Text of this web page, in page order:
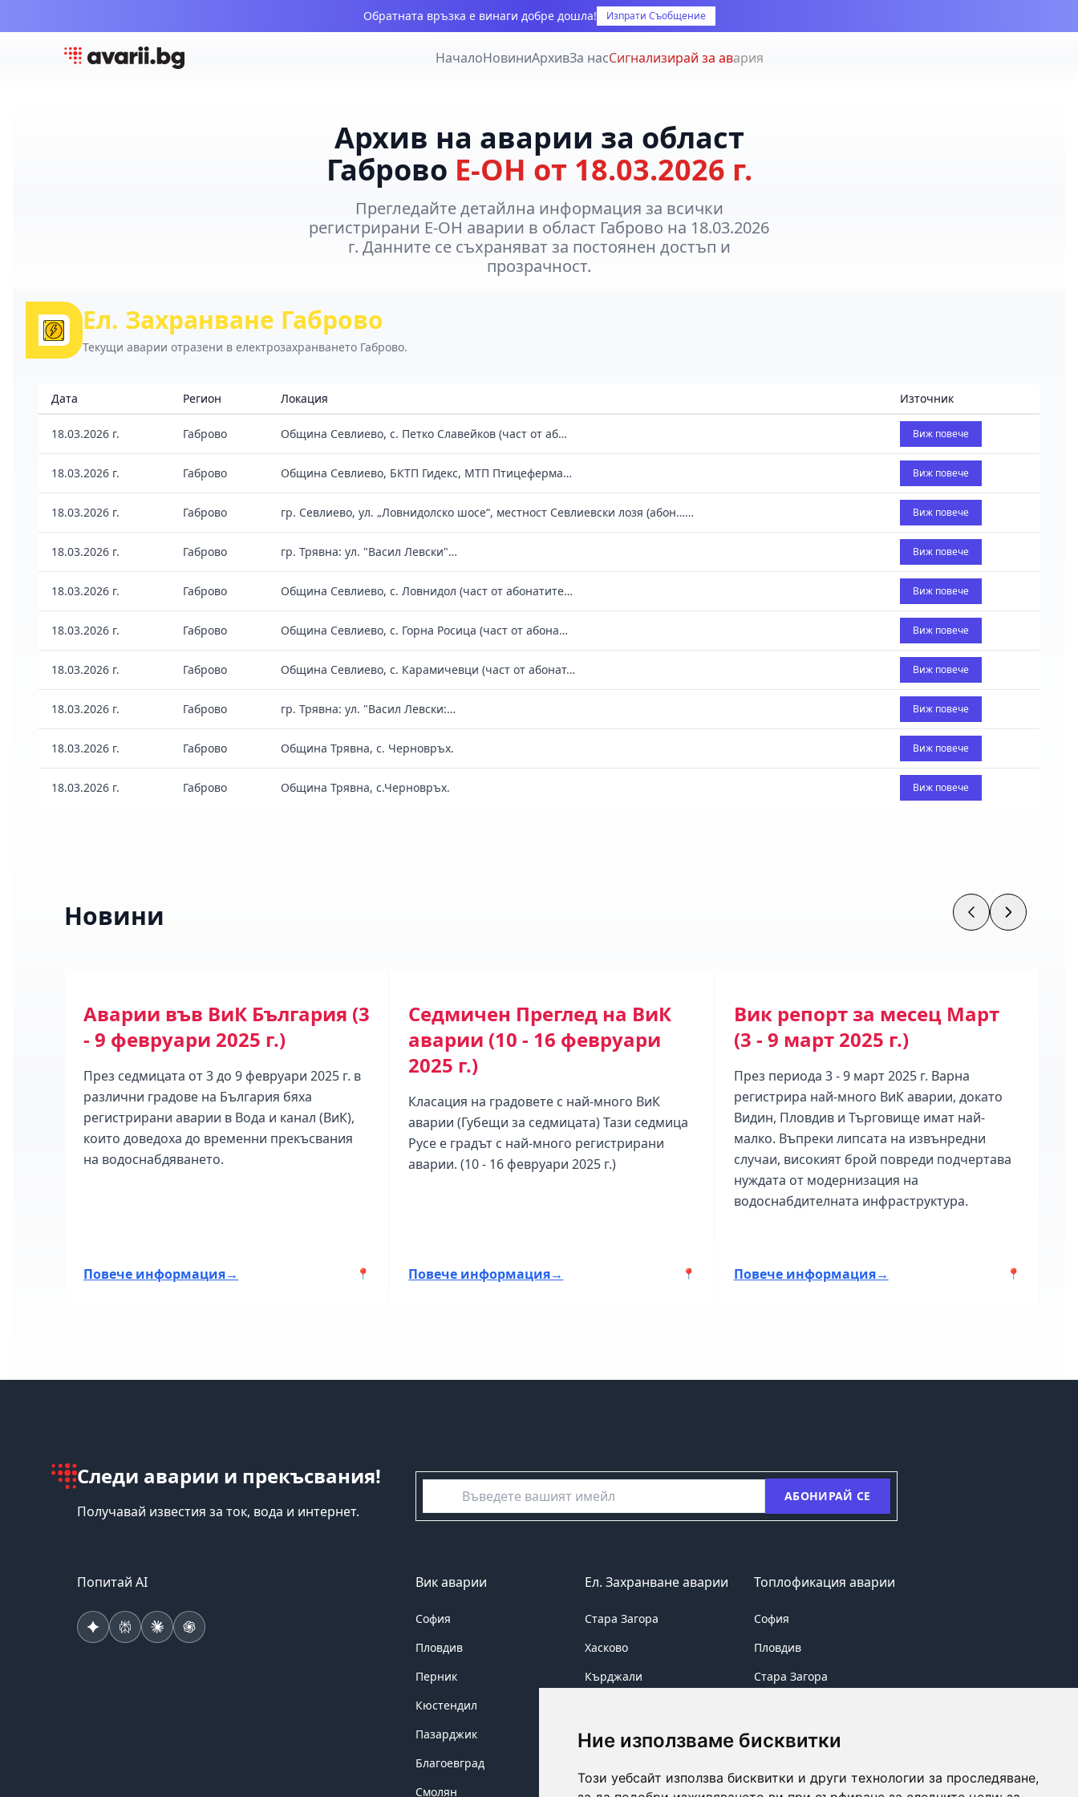
Ние използваме бисквитки
Този уебсайт използва бисквитки и други технологии за проследяване,
Обратната връзка е винаги добре дошла! Изпрати Съобщение
НачалоНовиниАрхивЗа насСигнализирай за авария
Архив на аварии за област
Габрово Е-ОН от 18.03.2026 г.
Прегледайте детайлна информация за всички
регистрирани Е-ОН аварии в област Габрово на 18.03.2026
г. Данните се съхраняват за постоянен достъп и
прозрачност.
Ел. Захранване Габрово
Текущи аварии отразени в електрозахранването Габрово.
Дата Регион Локация Източник
18.03.2026 г. Габрово Община Севлиево, с. Петко Славейков (част от аб… Виж повече
18.03.2026 г. Габрово Община Севлиево, БКТП Гидекс, МТП Птицеферма… Виж повече
18.03.2026 г. Габрово гр. Севлиево, ул. „Ловнидолско шосе“, местност Севлиевски лозя (абон…… Виж повече
18.03.2026 г. Габрово гр. Трявна: ул. "Васил Левски"… Виж повече
18.03.2026 г. Габрово Община Севлиево, с. Ловнидол (част от абонатите… Виж повече
18.03.2026 г. Габрово Община Севлиево, с. Горна Росица (част от абона… Виж повече
18.03.2026 г. Габрово Община Севлиево, с. Карамичевци (част от абонат… Виж повече
18.03.2026 г. Габрово гр. Трявна: ул. "Васил Левски:… Виж повече
18.03.2026 г. Габрово Община Трявна, с. Черновръх. Виж повече
18.03.2026 г. Габрово Община Трявна, с.Черновръх. Виж повече
Новини
Аварии във ВиК България (3
- 9 февруари 2025 г.)
През седмицата от 3 до 9 февруари 2025 г. в
различни градове на България бяха
регистрирани аварии в Вода и канал (ВиК),
които доведоха до временни прекъсвания
на водоснабдяването.
Повече информация→ 📍
Седмичен Преглед на ВиК
аварии (10 - 16 февруари
2025 г.)
Класация на градовете с най-много ВиК
аварии (Губещи за седмицата) Тази седмица
Русе е градът с най-много регистрирани
аварии. (10 - 16 февруари 2025 г.)
Повече информация→ 📍
Вик репорт за месец Март
(3 - 9 март 2025 г.)
През периода 3 - 9 март 2025 г. Варна
регистрира най-много ВиК аварии, докато
Видин, Пловдив и Търговище имат най-
малко. Въпреки липсата на извънредни
случаи, високият брой повреди подчертава
нуждата от модернизация на
водоснабдителната инфраструктура.
Повече информация→ 📍
Следи аварии и прекъсвания!
Получавай известия за ток, вода и интернет.
емайл
АБОНИРАЙ СЕ
Попитай AI Вик аварии
София
Пловдив
Перник
Кюстендил
Пазарджик
Благоевград
Смолян
Ел. Захранване аварии
Стара Загора
Хасково
Кърджали
Ямбол
Топлофикация аварии
София
Пловдив
Стара Загора